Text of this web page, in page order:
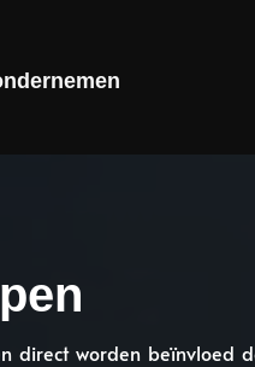
direct worden beïnvloed